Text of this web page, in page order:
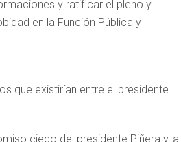
y ratificar el pleno y
en la Función Pública y
que existirían entre el presidente
ciego del presidente Piñera y, a